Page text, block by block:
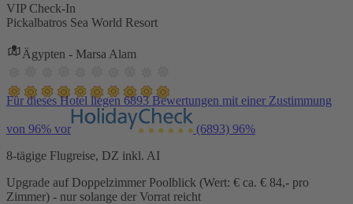
VIP Check-In
Pickalbatros Sea World Resort
Ägypten - Marsa Alam
Für dieses Hotel liegen 6893 Bewertungen mit einer Zustimmung
von 96% vor (6893) 96%
8-tägige Flugreise, DZ inkl. AI
Upgrade auf Doppelzimmer Poolblick (Wert: € ca. € 84,- pro
Zimmer) - nur solange der Vorrat reicht